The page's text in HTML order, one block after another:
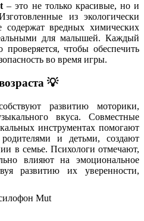
– это не только красивые, но и
из экологически
вредных химических
для малышей. Каждый
чтобы обеспечить
во время игры.
💡
развитию моторики,
вкуса. Совместные
инструментах помогают
и детьми, создают
в семье. Психологи отмечают,
влияют на эмоциональное
развитию их уверенности,